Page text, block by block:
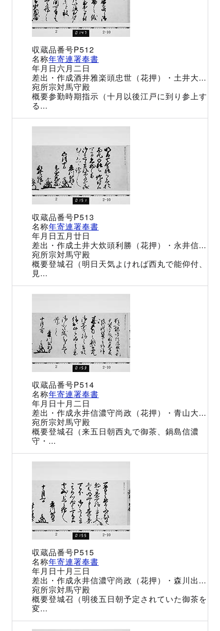
P512
年寄連署奉書
六月二日
酒井雅楽頭忠世（花押）・土井大...
宗対馬守殿
参勤時期指示（十月以後江戸に到り参上す
る...
P513
年寄連署奉書
五月廿日
土井大炊頭利勝（花押）・永井信...
宗対馬守殿
登城召（明日天気よければ西丸で能仰付、
見...
P514
年寄連署奉書
十月二日
永井信濃守尚政（花押）・青山大...
宗対馬守殿
登城召（来五日朝西丸で御茶、鍋島信濃
守・...
P515
年寄連署奉書
十月三日
永井信濃守尚政（花押）・森川出...
宗対馬守殿
登城召（明後五日朝予定されていた御茶を
変...